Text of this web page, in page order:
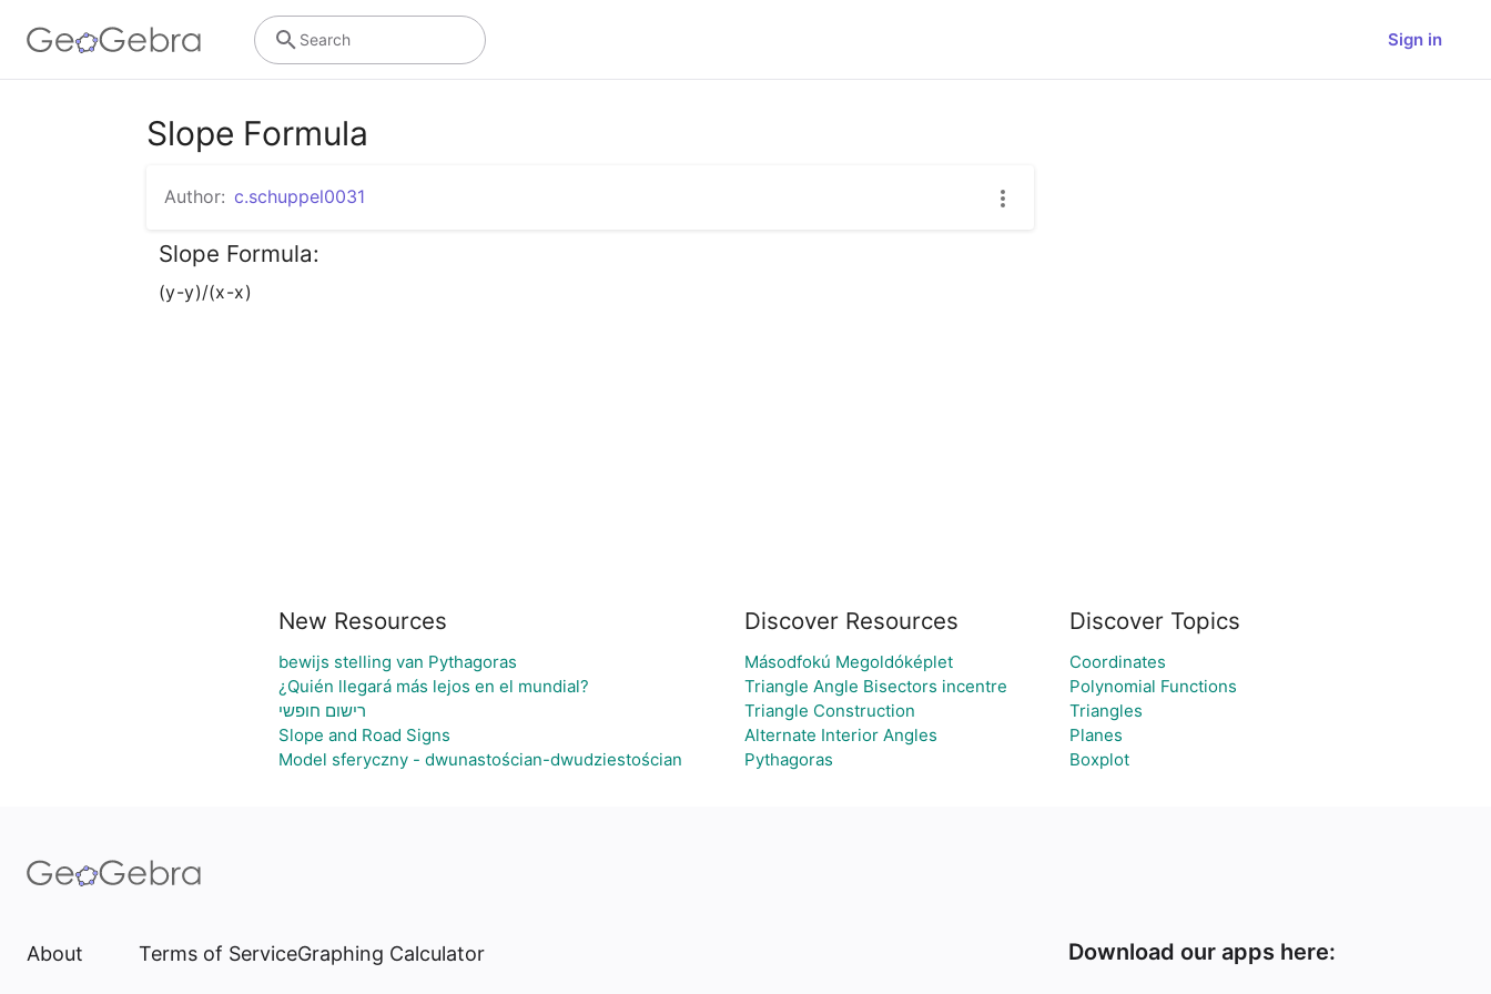
Sign in
Search
Slope Formula
Author: c.schuppel0031
Slope Formula:
(y-y)/(x-x)
New Resources
bewijs stelling van Pythagoras
¿Quién llegará más lejos en el mundial?
רישום חופשי
Slope and Road Signs
Model sferyczny - dwunastościan-dwudziestościan
Discover Resources
Másodfokú Megoldóképlet
Triangle Angle Bisectors incentre
Triangle Construction
Alternate Interior Angles
Pythagoras
Discover Topics
Coordinates
Polynomial Functions
Triangles
Planes
Boxplot
About Terms of ServiceGraphing Calculator Download our apps here: